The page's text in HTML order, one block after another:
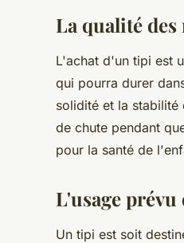
La qualité
L'achat d'un tipi est
qui pourra durer
solidité et la stabilité
de chute pendant
pour la santé de
L'usage
Un tipi est soit